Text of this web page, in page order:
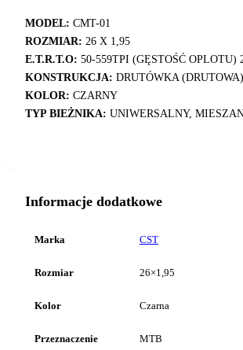
MODEL: CMT-01
ROZMIAR: 26 X 1,95
E.T.R.T.O: 50-559TPI (GĘSTOŚĆ OPLOTU)
KONSTRUKCJA: DRUTÓWKA (DRUTOWA)
KOLOR: CZARNY
TYP BIEŻNIKA: UNIWERSALNY,
Informacje dodatkowe
Marka CST
Rozmiar 26×1,95
Kolor Czarna
Przeznaczenie MTB